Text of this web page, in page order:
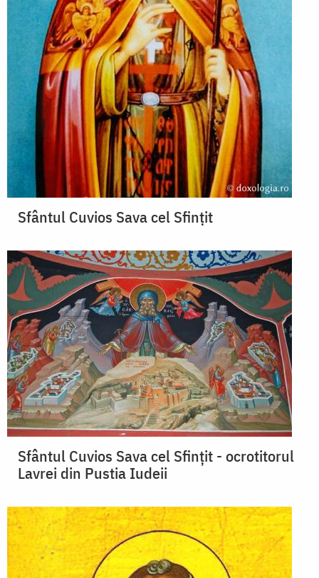
Sfântul Cuvios Sava cel Sfințit
Sfântul Cuvios Sava cel Sfințit - ocrotitorul
Lavrei din Pustia Iudeii